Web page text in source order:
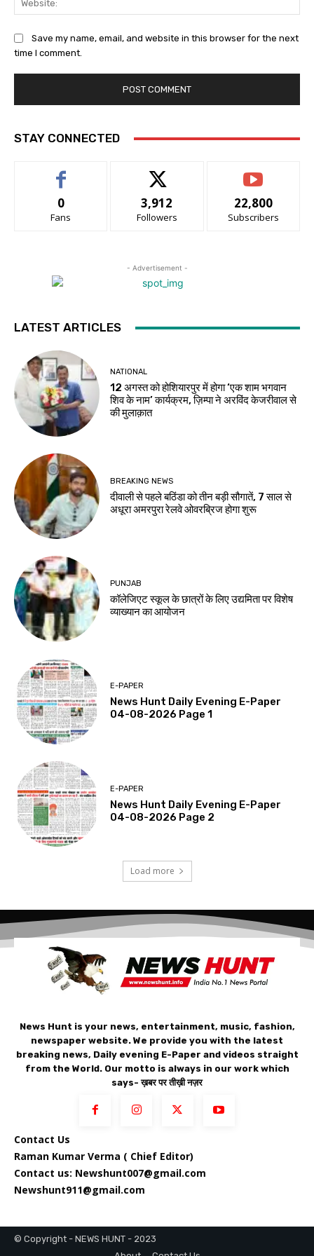
Save my name, email, and website in this browser for the next
time I comment.
STAY CONNECTED
0
Fans
3,912
Followers
22,800
Subscribers
- Advertisement -
LATEST ARTICLES
NATIONAL
12 अगस्त को होशियारपुर में होगा ‘एक शाम भगवान
शिव के नाम’ कार्यक्रम, ज़िम्पा ने अरविंद केजरीवाल से
की मुलाक़ात
BREAKING NEWS
दीवाली से पहले बठिंडा को तीन बड़ी सौगातें, 7 साल से
अधूरा अमरपुरा रेलवे ओवरब्रिज होगा शुरू
PUNJAB
कॉलेजिएट स्कूल के छात्रों के लिए उद्यमिता पर विशेष
व्याख्यान का आयोजन
E-PAPER
News Hunt Daily Evening E-Paper
04-08-2026 Page 1
E-PAPER
News Hunt Daily Evening E-Paper
04-08-2026 Page 2
Load more
News Hunt is your news, entertainment, music, fashion,
newspaper website. We provide you with the latest
breaking news, Daily evening E-Paper and videos straight
from the World. Our motto is always in our work which
says- ख़बर पर तीख़ी नज़र
Contact Us
Raman Kumar Verma ( Chief Editor)
Contact us: Newshunt007@gmail.com
Newshunt911@gmail.com
© Copyright - NEWS HUNT - 2023